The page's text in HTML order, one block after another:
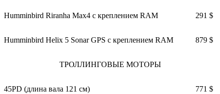
Humminbird Riranha Max4 с креплением RAM 291 $
Humminbird Helix 5 Sonar GPS с креплением RAM 879 $
ТРОЛЛИНГОВЫЕ МОТОРЫ
45PD (длина вала 121 см) 771 $